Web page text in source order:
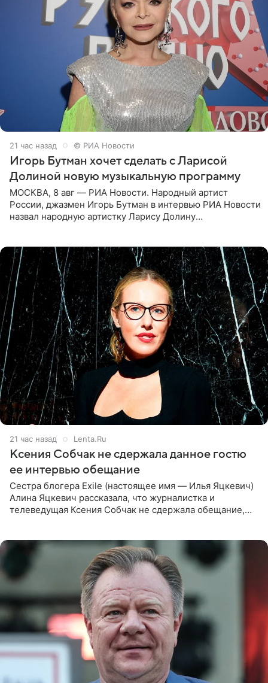
21 час назад © РИА Новости
Игорь Бутман хочет сделать с Ларисой
Долиной новую музыкальную программу
МОСКВА, 8 авг — РИА Новости. Народный артист
России, джазмен Игорь Бутман в интервью РИА Новости
назвал народную артистку Ларису Долину
21 час назад Lenta.Ru
Ксения Собчак не сдержала данное гостю
ее интервью обещание
Сестра блогера Exile (настоящее имя — Илья Яцкевич)
Алина Яцкевич рассказала, что журналистка и
телеведущая Ксения Собчак не сдержала обещание,